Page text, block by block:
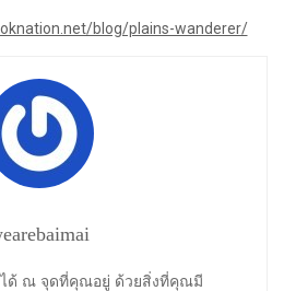
blog/plains-wanderer/
ด้ ณ จุดที่คุณอยู่ ด้วยสิ่งที่คุณมี